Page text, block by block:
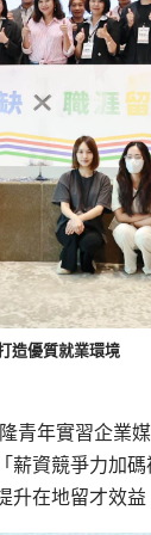
造優質就業環境
青年實習企業
資競爭力加
升在地留才效益